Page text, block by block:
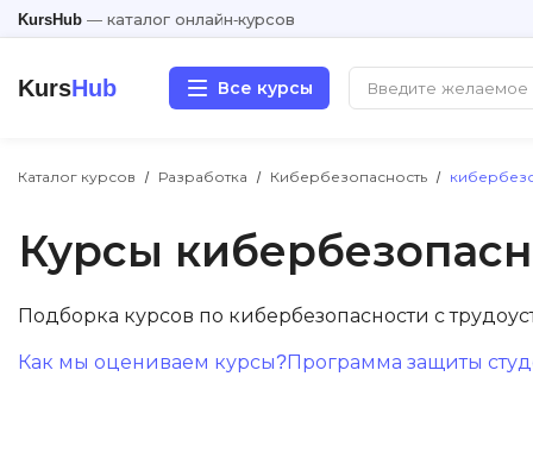
KursHub — каталог онлайн-курсов
KursHub Все курсы
Каталог курсов Разработка Кибербезопасность
Курсы
Подборка курсов по кибербезопасности с
Как мы оцениваем курсы?Программа защиты
Разработка
Маркетинг
Дизайн
Аналитика